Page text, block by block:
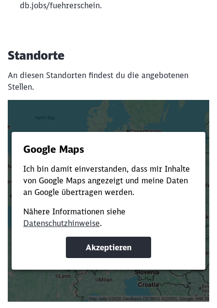
db.jobs/fuehrerschein.
Standorte
An diesen Standorten findest du die angebotenen
Stellen.
Verkürze die Ladezeit, indem du Suchbegriffe
oder Filter hinzufügst.
Suchbegriffe eingeben
Filter setzen